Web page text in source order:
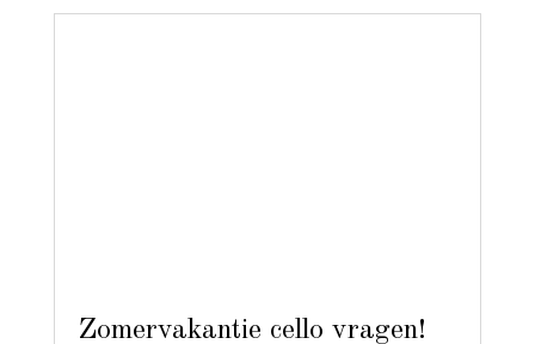
Zomervakantie cello vragen!